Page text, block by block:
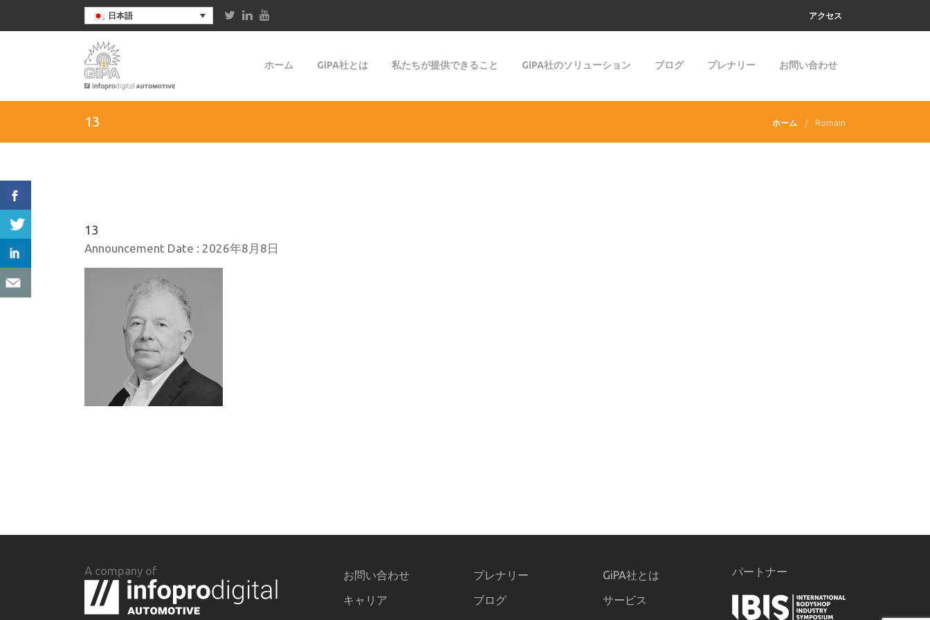
日本語 アクセス
ホーム GiPA社とは 私たちが提供できること GiPA社のソリューション ブログ プレナリー お問い合わせ
13 ホーム Romain
13
Announcement Date : 2026年8月8日
A company of
お問い合わせ
キャリア
プレナリー
ブログ
GiPA社とは
サービス
パートナー